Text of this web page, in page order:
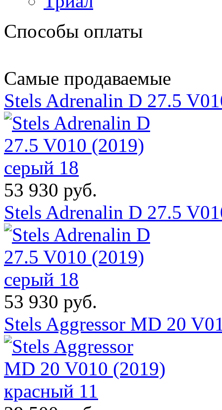
Способы оплаты
Самые продаваемые
Stels Adrenalin D 27.5
53 930 руб.
Stels Adrenalin D 27.5
53 930 руб.
Stels Aggressor MD 20